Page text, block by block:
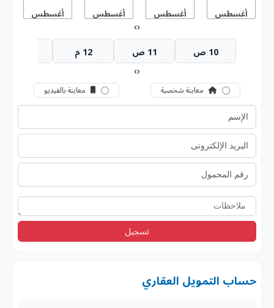
أغسطس أغسطس أغسطس أغسطس
‹
›
10 ص 11 ص 12 م
‹
›
معاينة شخصية معاينة بالفيديو
تسجيل
حساب التمويل العقاري